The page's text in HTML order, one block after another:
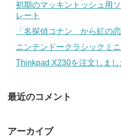
初期のマッキントッシュ用
レート
「名探偵コナン から紅の
ニンテンドークラシックミ
Thinkpad X230を注文しまし
最近のコメント
アーカイブ